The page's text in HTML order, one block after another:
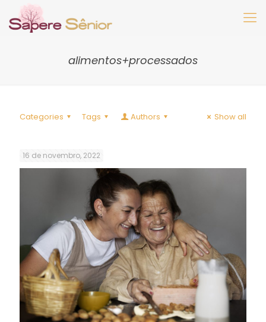
alimentos+processados
Categories Tags Authors Show all
16 de novembro, 2022